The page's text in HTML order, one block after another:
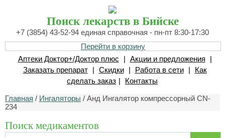
Поиск лекарств в Бийске
+7 (3854) 43-52-94 единая справочная - пн-пт 8:30-17:30
Перейти в корзину
Аптеки Доктор+/Доктор плюс
| Акции и предложения
|
Заказать препарат
| Скидки | Работа в сети |
Как
сделать заказ | Контакты
Главная / Ингаляторы / Анд Ингалятор компрессорный СN-
234
Поиск медикаментов